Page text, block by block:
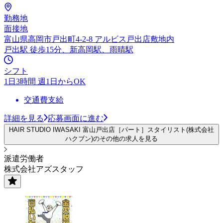
勤務地
面接地
富山県高岡市戸出町4-2-8 アルビス戸出店敷地内
戸出駅 徒歩15分、新高岡駅、雨晴駅
シフト
1日3時間 週1日からOK
交通費支給
詳細を見る 応募画面に進む
HAIR STUDIO IWASAKI 富山戸出店［パート］スタイリスト(株式会社
ハクブン)のその他の求人を見る
派遣労働者
株式会社アズスタッフ